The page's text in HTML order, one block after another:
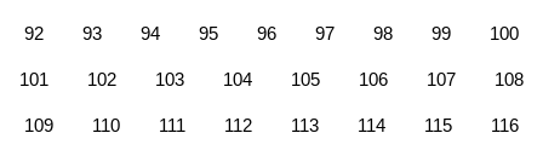
92 93 94 95 96 97 98 99 100
101 102 103 104 105 106 107 108
109 110 111 112 113 114 115 116